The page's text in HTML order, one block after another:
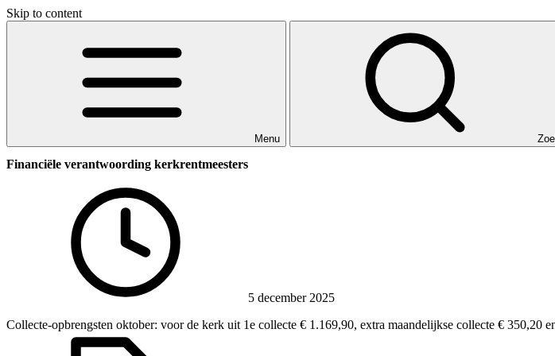
Skip to content
Menu
Financiële verantwoording kerkrentmeesters
5 december 2025
Collecte-opbrengsten oktober: voor de kerk uit 1e collecte € 1.169,90, extra maandelijkse collecte € 350,20